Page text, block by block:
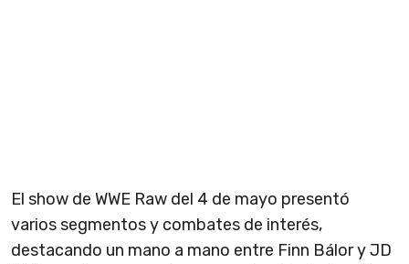
El show de WWE Raw del 4 de mayo presentó
varios segmentos y combates de interés,
destacando un mano a mano entre Finn Bálor y JD